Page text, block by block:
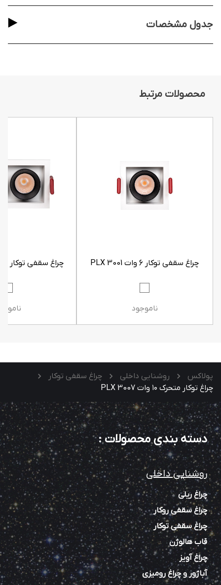
جدول مشخصات
محصولات مرتبط
چراغ سقفی توکار 6 وات PLX 3001
ناموجود
چراغ سقفی توکار 12 وات PLX 3002
پولاکس روشنایی داخلی
چراغ سقفی توکار
چراغ توکار متحرک ۱۰ وات PLX 3007
دسته بندی محصولات:
روشنایی داخلی
چراغ ریلی
چراغ سقفی روکار
چراغ سقفی توکار
قاب هالوژن
چراغ آویز
آباژور و چراغ رومیزی